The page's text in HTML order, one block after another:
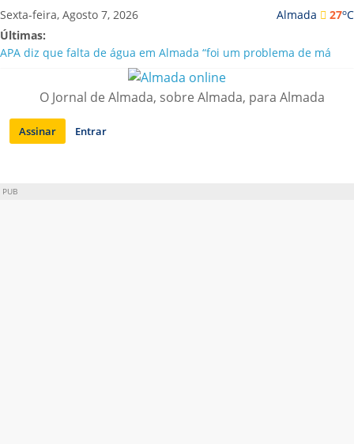
Saltar
para
conteúdo
Almada 27oC
Sexta-feira, Agosto 7, 2026
Últimas:
APA diz que falta de água em Almada “foi um problema de má
Laranjeiro | Cultura pop asiática invade a Casa Amarela
Ponte 25 de Abril celebra 60 anos com programa cultural entre
Lisboa e Almada
Situação de alerta em Almada renovada até final de Agosto
O Jornal de Almada, sobre Almada, para Almada
Assinar Entrar
PUB